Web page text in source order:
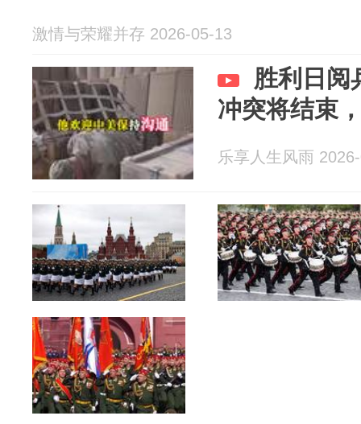
激情与荣耀并存 2026-05-13
胜利日阅
冲突将结束
乐享人生风雨